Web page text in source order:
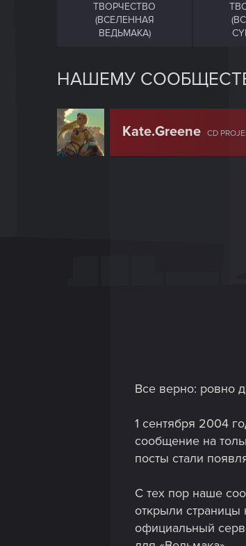
ТВОРЧЕСТВО
(ВСЕЛЕННАЯ
ВЕДЬМАКА)
НАШЕМУ
Kate.Greene CD
Все верно: ровно
1 сентября 2004
сообщение на
посты стали
С тех пор наше
открыли страницы
официальный